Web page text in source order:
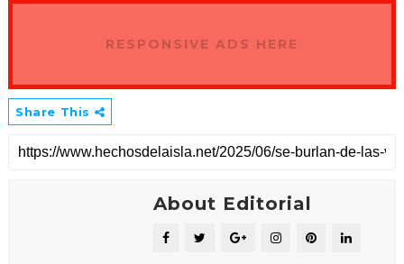
RESPONSIVE ADS HERE
Share This
About Editorial